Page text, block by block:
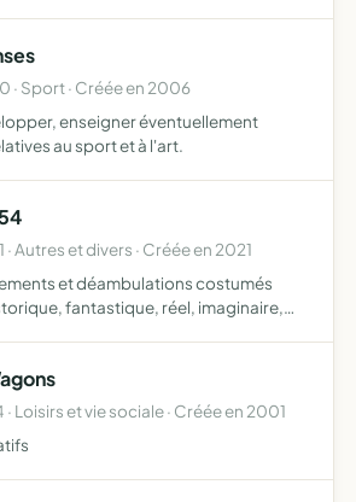
· Sport · Créée en 2006
enseigner éventuellement
au sport et à l'art.
Autres et divers · Créée en 2021
et déambulations costumés
fantastique, réel, imaginaire,
Loisirs et vie sociale · Créée en 2001